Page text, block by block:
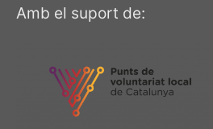
Amb el suport de: